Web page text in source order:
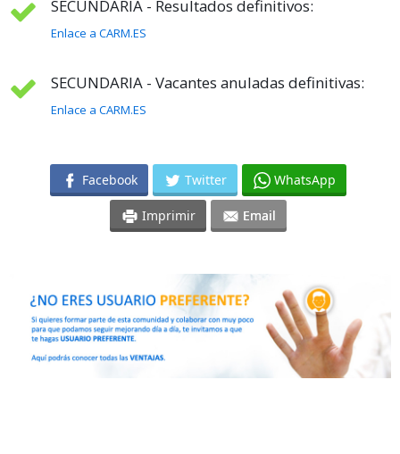
SECUNDARIA - Resultados definitivos:
Enlace a CARM.ES
SECUNDARIA - Vacantes anuladas definitivas:
Enlace a CARM.ES
Facebook Twitter WhatsApp
Imprimir Email